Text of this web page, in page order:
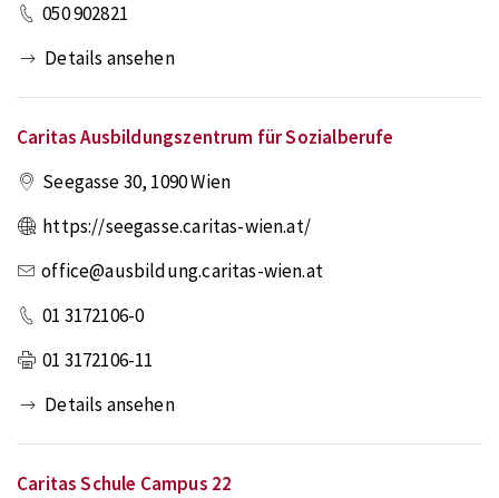
050 902821
Details ansehen
Caritas Ausbildungszentrum für Sozialberufe
Seegasse 30, 1090Wien
https://seegasse.caritas-wien.at/
office@ausbildung.caritas-wien.at
01 3172106-0
01 3172106-11
Details ansehen
Caritas Schule Campus 22